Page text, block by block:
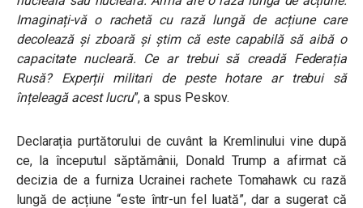
Imaginați-vă o rachetă cu rază lungă de acțiune care
decolează și zboară și știm că este capabilă să aibă o
capacitate nucleară. Ce ar trebui să creadă Federația
Rusă? Experții militari de peste hotare ar trebui să
înțeleagă acest lucru”, a spus Peskov.
Declarația purtătorului de cuvânt la Kremlinului vine după
ce, la începutul săptămânii, Donald Trump a afirmat că
decizia de a furniza Ucrainei rachete Tomahawk cu rază
lungă de acțiune “este într-un fel luată”, dar a sugerat că